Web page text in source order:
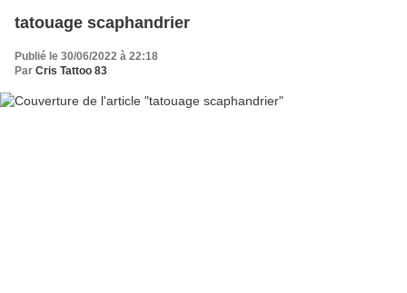
tatouage scaphandrier
Publié le 30/06/2022 à 22:18
Par Cris Tattoo 83